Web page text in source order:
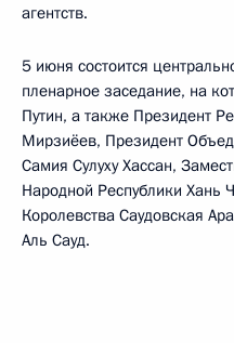
агентств.
5 июня состоится
пленарное заседание, на
Путин, а также Президент
Мирзиёев, Президент
Самия Сулуху Хассан,
Народной Республики Хань
Королевства Саудовская
Аль Сауд.